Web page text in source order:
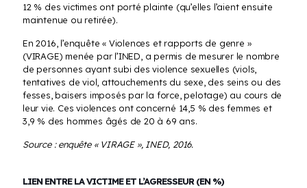
12 % des victimes ont porté plainte (qu’elles l’aient ensuite
maintenue ou retirée).
En 2016, l’enquête « Violences et rapports de genre »
(VIRAGE) menée par l’INED, a permis de mesurer le nombre
de personnes ayant subi des violence sexuelles (viols,
tentatives de viol, attouchements du sexe, des seins ou des
fesses, baisers imposés par la force, pelotage) au cours de
leur vie. Ces violences ont concerné 14,5 % des femmes et
3,9 % des hommes âgés de 20 à 69 ans.
Source : enquête « VIRAGE », INED, 2016.
LIEN ENTRE LA VICTIME ET L’AGRESSEUR (EN %)